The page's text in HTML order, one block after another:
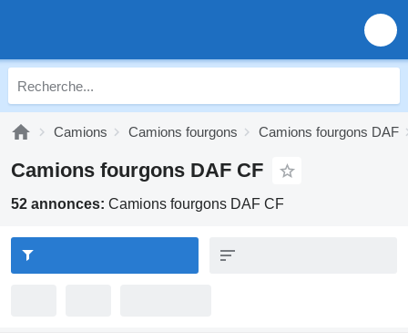
Camions Camions fourgons Camions fourgons DAF
Camions fourgons DAF CF
52 annonces: Camions fourgons DAF CF